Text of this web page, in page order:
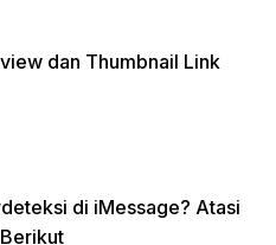
dan Thumbnail Link
di iMessage? Atasi